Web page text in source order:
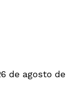
de agosto de